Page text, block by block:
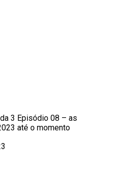
3 Episódio 08 – as
até o momento